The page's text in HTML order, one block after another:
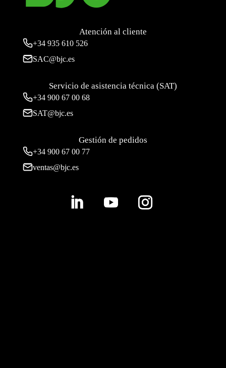
Atención al cliente
+34 935 610 526
SAC@bjc.es
Servicio de asistencia técnica (SAT)
+34 900 67 00 68
SAT@bjc.es
Gestión de pedidos
+34 900 67 00 77
ventas@bjc.es